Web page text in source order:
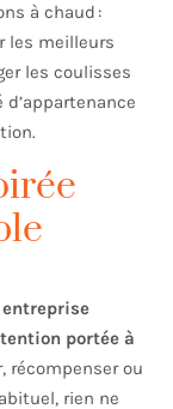
à chaud :
les meilleurs
les coulisses
entreprise
portée à
récompenser ou
rien ne